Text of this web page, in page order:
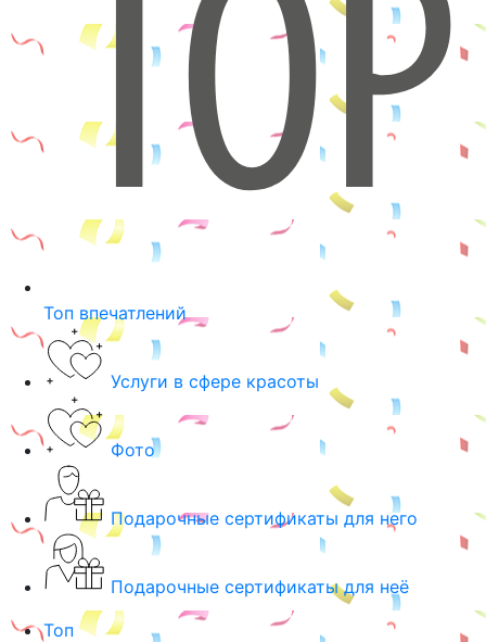
Топ впечатлений
Услуги в сфере красоты
Фото
Подарочные сертификаты для него
Подарочные сертификаты для неё
Топ